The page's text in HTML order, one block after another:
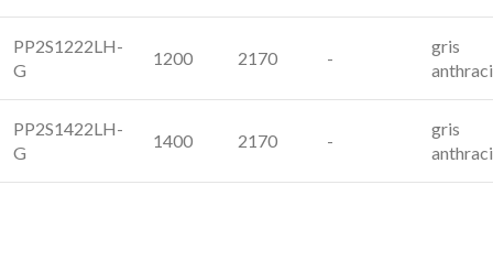
PP2S1222LH-
G
1200 2170 -
gris
PP2S1422LH-
G
1400 2170 -
gris